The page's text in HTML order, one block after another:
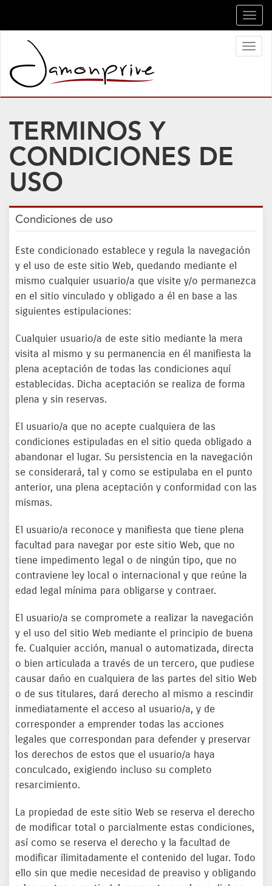
TERMINOS Y
CONDICIONES DE
USO
Condiciones de uso
Este condicionado establece y regula la navegación
y el uso de este sitio Web, quedando mediante el
mismo cualquier usuario/a que visite y/o permanezca
en el sitio vinculado y obligado a él en base a las
siguientes estipulaciones:
Cualquier usuario/a de este sitio mediante la mera
visita al mismo y su permanencia en él manifiesta la
plena aceptación de todas las condiciones aquí
establecidas. Dicha aceptación se realiza de forma
plena y sin reservas.
El usuario/a que no acepte cualquiera de las
condiciones estipuladas en el sitio queda obligado a
abandonar el lugar. Su persistencia en la navegación
se considerará, tal y como se estipulaba en el punto
anterior, una plena aceptación y conformidad con las
mismas.
El usuario/a reconoce y manifiesta que tiene plena
facultad para navegar por este sitio Web, que no
tiene impedimento legal o de ningún tipo, que no
contraviene ley local o internacional y que reúne la
edad legal mínima para obligarse y contraer.
El usuario/a se compromete a realizar la navegación
y el uso del sitio Web mediante el principio de buena
fe. Cualquier acción, manual o automatizada, directa
o bien articulada a través de un tercero, que pudiese
causar daño en cualquiera de las partes del sitio Web
o de sus titulares, dará derecho al mismo a rescindir
inmediatamente el acceso al usuario/a, y de
corresponder a emprender todas las acciones
legales que correspondan para defender y preservar
los derechos de estos que el usuario/a haya
conculcado, exigiendo incluso su completo
resarcimiento.
La propiedad de este sitio Web se reserva el derecho
de modificar total o parcialmente estas condiciones,
así como se reserva el derecho y la facultad de
modificar ilimitadamente el contenido del lugar. Todo
ello sin que medie necesidad de preaviso y obligando